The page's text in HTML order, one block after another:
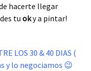
hacerte llegar
tu oky a pintar!
LOS 30 & 40 DIAS (
y lo negociamos 😉